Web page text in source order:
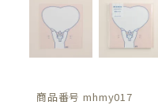
商品番号 mhmy017